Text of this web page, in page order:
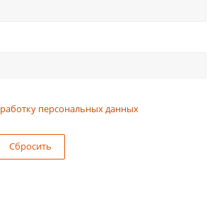
персональных данных
Сбросить